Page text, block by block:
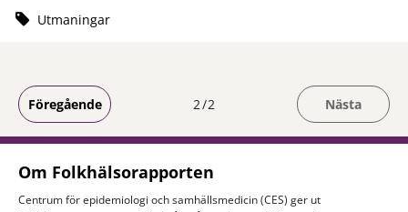
Utmaningar
Föregående Du är på sida
2 2 Nästa
Om Folkhälsorapporten
Centrum för epidemiologi och samhällsmedicin (CES) ger ut